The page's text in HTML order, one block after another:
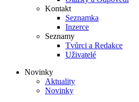
Kontakt
Seznamka
Inzerce
Seznamy
Tvůrci a Redakce
Uživatelé
Novinky
Aktuality
Novinky